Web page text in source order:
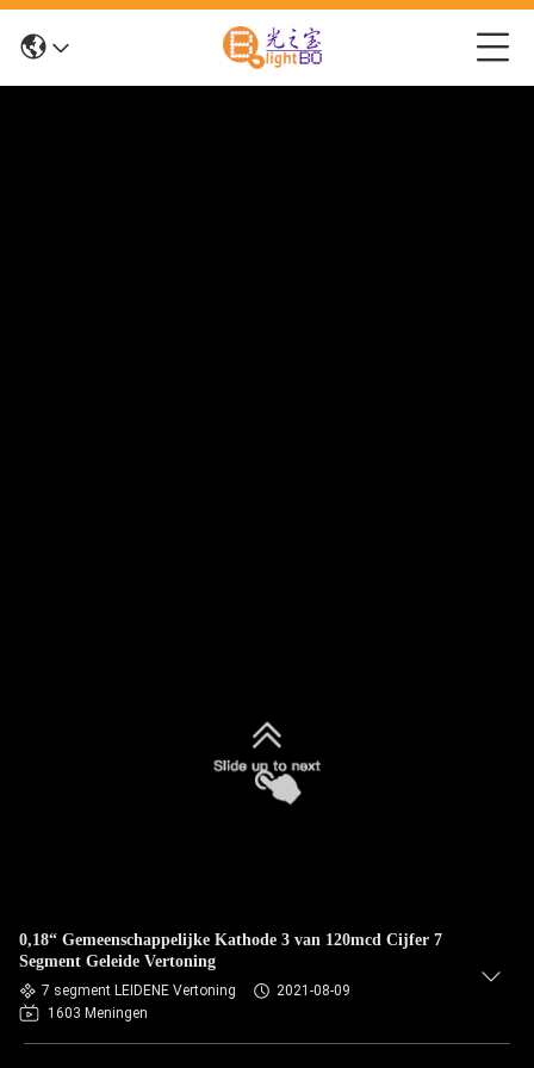
0,18“ Gemeenschappelijke Kathode 3 van 120mcd Cijfer 7
Segment Geleide Vertoning
7 segment LEIDENE Vertoning
2021-08-09
1603 Meningen